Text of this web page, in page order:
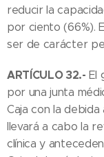
reducir la
por ciento (66%).
ser de carácter
ARTÍCULO 32.- El
por una junta
Caja con la
llevará a cabo la
clínica y